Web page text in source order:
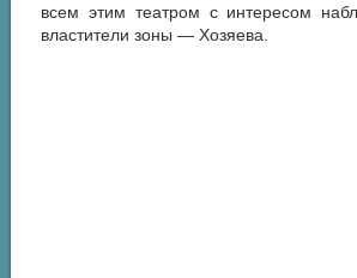
всем этим театром с интересом
властители зоны — Хозяева.